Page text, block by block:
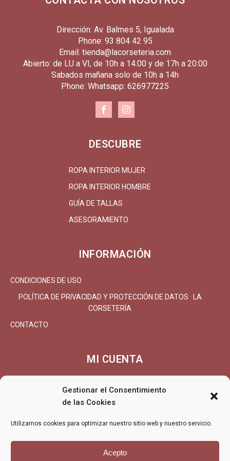
Gestionar el Consentimiento
de las Cookies
Utilizamos cookies para optimizar nuestro sitio web y nuestro servicio.
Acepto
Dirección: Av. Balmes 5, Igualada
Phone: 93 804 42 95
Email: tienda@lacorseteria.com
Abierto: de LU a VI, de 10h a 14:00 y de 17h a 20:00
Sabados mañana solo de 10h a 14h
Phone: Whatsapp: 626977225
DESCUBRE
ROPA INTERIOR MUJER
ROPA INTERIOR HOMBRE
GUÍA DE TALLAS
ASESORAMIENTO
INFORMACIÓN
CONDICIONES DE USO
POLÍTICA DE PRIVACIDAD Y PROTECCIÓN DE DATOS · LA
CORSETERÍA
CONTACTO
MI CUENTA
MI CUENTA/REGISTRARSE
CARRITO
DEVOLUCIONES/REEMBOLSO